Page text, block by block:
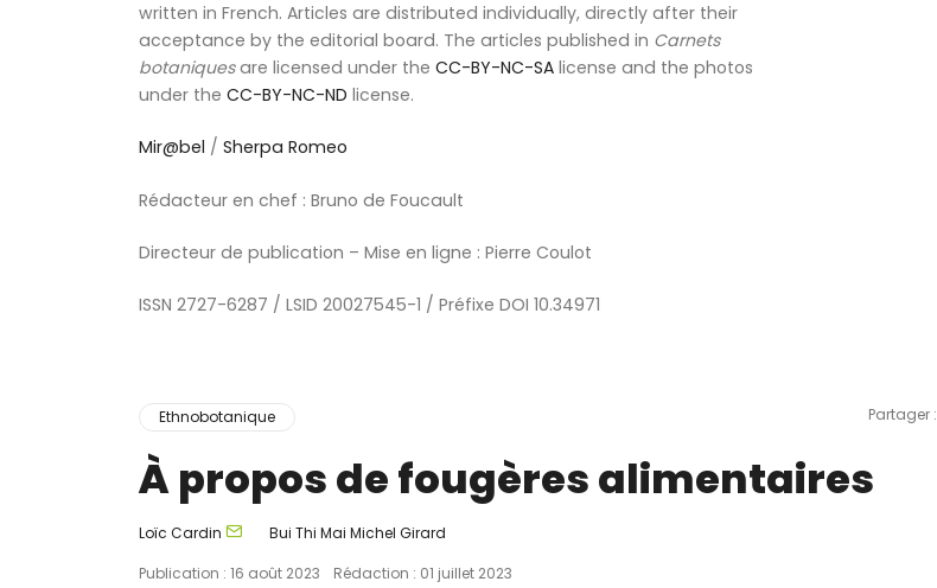
written in French. Articles are distributed individually, directly after their
acceptance by the editorial board. The articles published in Carnets
botaniquesare licensed under the CC-BY-NC-SA license and the photos
under the CC-BY-NC-ND license.
Mir@bel / Sherpa Romeo
Rédacteur en chef : Bruno de Foucault
Directeur de publication – Mise en ligne : Pierre Coulot
ISSN 2727-6287 / LSID 20027545-1 / Préfixe DOI 10.34971
Ethnobotanique Partager :
À propos de fougères alimentaires
Loïc Cardin Bui Thi Mai Michel Girard
Publication : 16 août 2023
Rédaction : 01 juillet 2023